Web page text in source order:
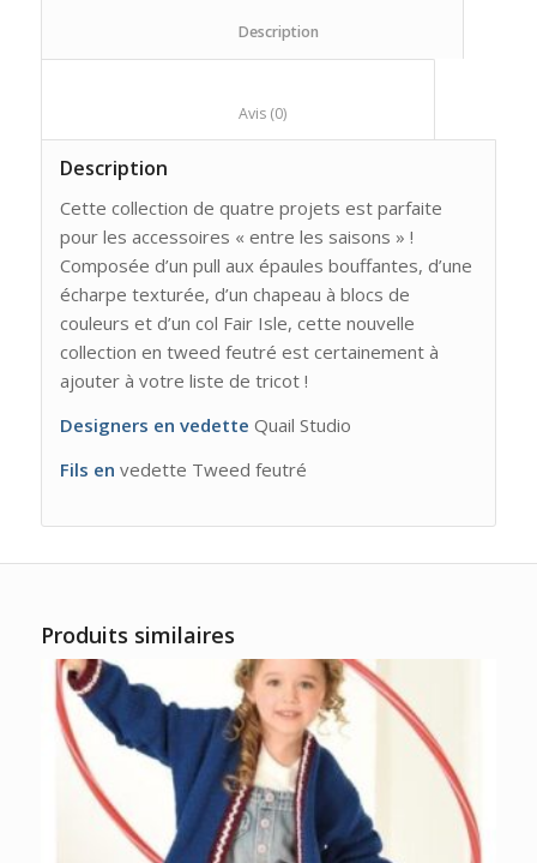
						Avis (0)
Description
Cette collection de quatre projets est parfaite
pour les accessoires « entre les saisons » !
Composée d’un pull aux épaules bouffantes, d’une
écharpe texturée, d’un chapeau à blocs de
couleurs et d’un col Fair Isle, cette nouvelle
collection en tweed feutré est certainement à
ajouter à votre liste de tricot !
Designers en vedette Quail Studio
Fils en vedette Tweed feutré
Produits similaires